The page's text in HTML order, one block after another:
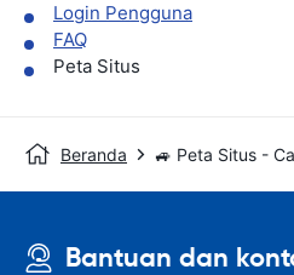
Login Pengguna
FAQ
Peta Situs
Beranda 🚙 Peta Situs -
Bantuan dan